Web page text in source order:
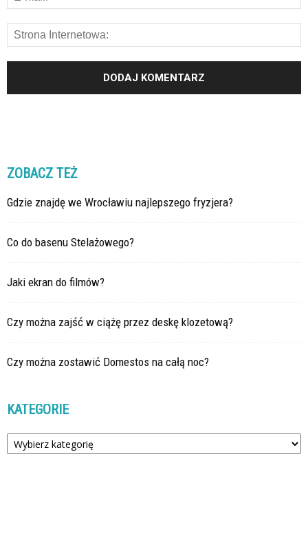
ZOBACZ TEŻ
Gdzie znajdę we Wrocławiu najlepszego fryzjera?
Co do basenu Stelażowego?
Jaki ekran do filmów?
Czy można zajść w ciążę przez deskę klozetową?
Czy można zostawić Domestos na całą noc?
KATEGORIE
Kategorie